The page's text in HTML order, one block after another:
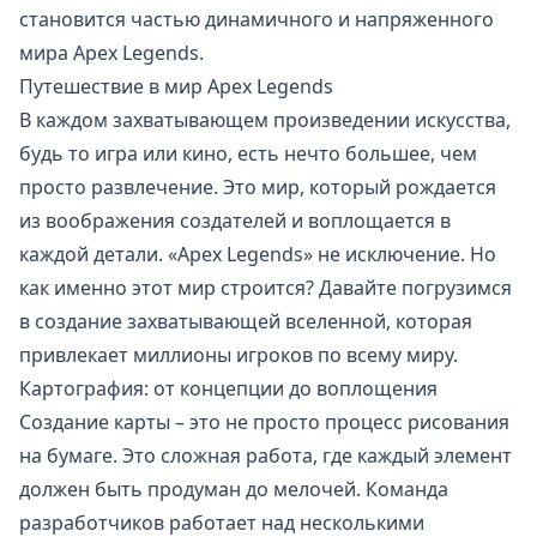
становится частью динамичного и напряженного
мира Apex Legends.
Путешествие в мир Apex Legends
В каждом захватывающем произведении искусства,
будь то игра или кино, есть нечто большее, чем
просто развлечение. Это мир, который рождается
из воображения создателей и воплощается в
каждой детали. «Apex Legends» не исключение. Но
как именно этот мир строится? Давайте погрузимся
в создание захватывающей вселенной, которая
привлекает миллионы игроков по всему миру.
Картография: от концепции до воплощения
Создание карты – это не просто процесс рисования
на бумаге. Это сложная работа, где каждый элемент
должен быть продуман до мелочей. Команда
разработчиков работает над несколькими